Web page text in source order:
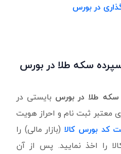
در بورس
سکه طلا در بورس
طلا در بورس بایستی در
معتبر ثبت نام و احراز هویت
کد بورس کالا(بازار مالی) را
را اخذ نمایید. پس از آن